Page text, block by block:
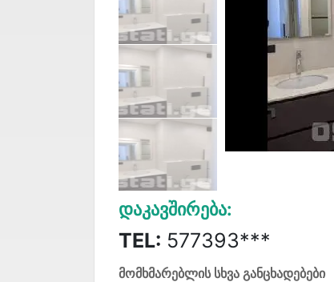
Დაკავშირება:
TEL: 577393***
მომხმარებლის სხვა განცხადებები